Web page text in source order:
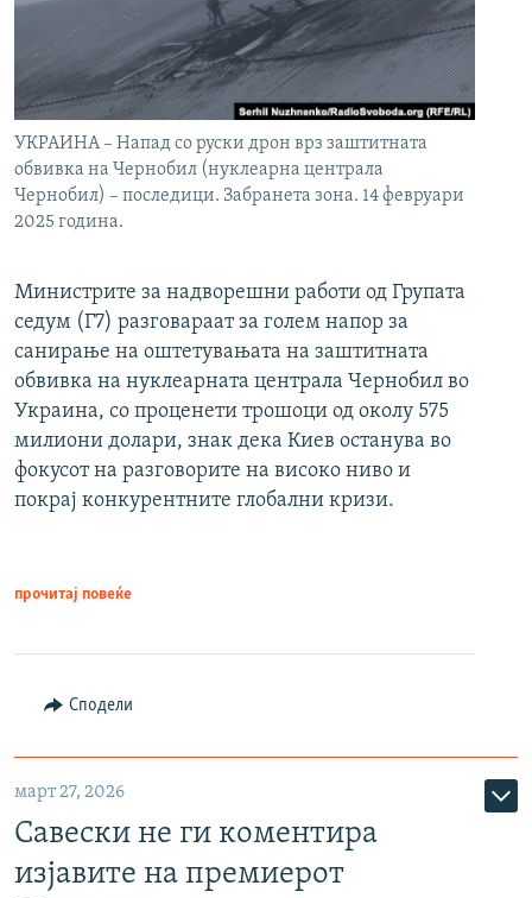
УКРАИНА – Напад со руски дрон врз заштитната
обвивка на Чернобил (нуклеарна централа
Чернобил) – последици. Забранета зона. 14 февруари
2025 година.
Министрите за надворешни работи од Групата
седум (Г7) разговараат за голем напор за
санирање на оштетувањата на заштитната
обвивка на нуклеарната централа Чернобил во
Украина, со проценети трошоци од околу 575
милиони долари, знак дека Киев останува во
фокусот на разговорите на високо ниво и
покрај конкурентните глобални кризи.
прочитај повеќе
Сподели
март 27, 2026
Савески не ги коментира
изјавите на премиерот